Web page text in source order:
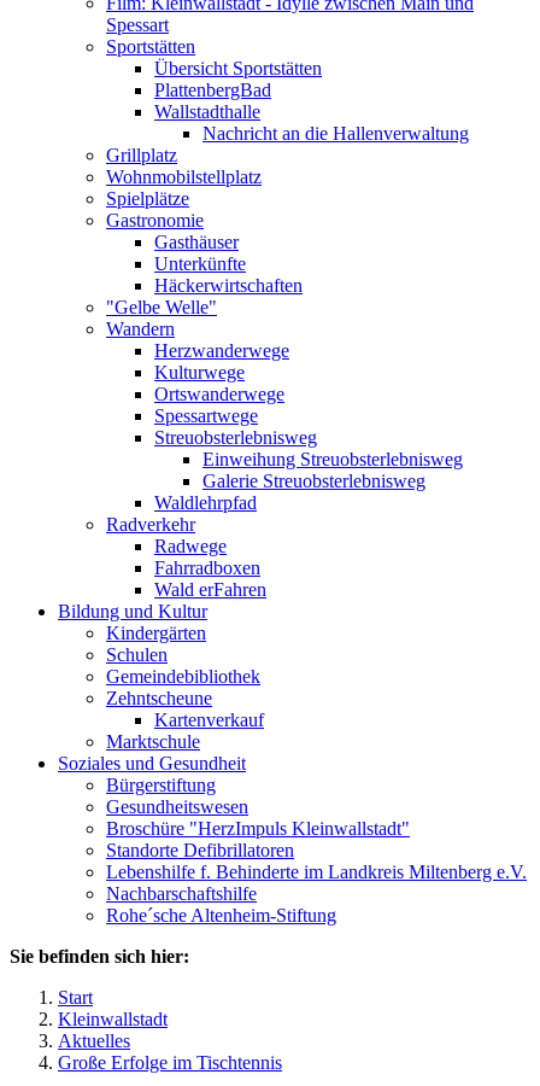
Spessart
Sportstätten
Übersicht Sportstätten
PlattenbergBad
Wallstadthalle
Nachricht an die Hallenverwaltung
Grillplatz
Wohnmobilstellplatz
Spielplätze
Gastronomie
Gasthäuser
Unterkünfte
Häckerwirtschaften
"Gelbe Welle"
Wandern
Herzwanderwege
Kulturwege
Ortswanderwege
Spessartwege
Streuobsterlebnisweg
Einweihung Streuobsterlebnisweg
Galerie Streuobsterlebnisweg
Waldlehrpfad
Radverkehr
Radwege
Fahrradboxen
Wald erFahren
Bildung und Kultur
Kindergärten
Schulen
Gemeindebibliothek
Zehntscheune
Kartenverkauf
Marktschule
Soziales und Gesundheit
Bürgerstiftung
Gesundheitswesen
Broschüre "HerzImpuls Kleinwallstadt"
Standorte Defibrillatoren
Lebenshilfe f. Behinderte im Landkreis Miltenberg e.V.
Nachbarschaftshilfe
Rohe´sche Altenheim-Stiftung
Sie befinden sich hier:
Start
Kleinwallstadt
Aktuelles
Große Erfolge im Tischtennis